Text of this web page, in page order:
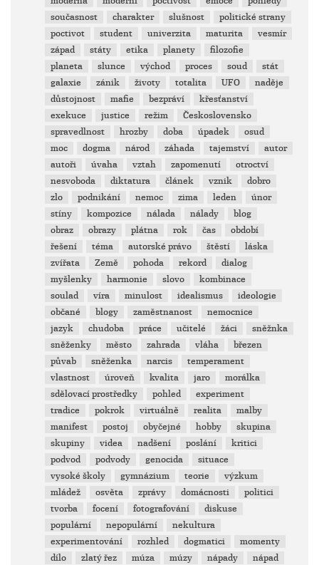
současnost
charakter slušnost
politické strany
poctivot
student univerzita maturita
vesmír
západ
státy etika planety
filozofie
planeta
slunce východ proces soud
stát
galaxie
zánik životy totalita UFO
naděje
důstojnost
mafie bezpráví
křesťanství
exekuce
justice režim
Československo
spravedlnost
hrozby doba úpadek
osud
moc
dogma národ záhada tajemství
autor
autoři
úvaha vztah zapomenutí
otroctví
nesvoboda
diktatura článek vznik
dobro
zlo
podnikání nemoc zima leden
únor
stíny
kompozice nálada nálady
blog
obraz
obrazy plátna rok čas
období
řešení
téma autorské právo štěstí
láska
zvířata
Země pohoda rekord
dialog
myšlenky
harmonie slovo
kombinace
soulad
víra minulost idealismus
ideologie
občané
blogy zaměstnanost
nemocnice
jazyk
chudoba práce učitelé žáci
sněžnka
sněženky
město zahrada vláha
březen
půvab
sněženka narcis
temperament
vlastnost
úroveň kvalita jaro
morálka
sdělovací prostředky
pohled
experiment
tradice
pokrok virtuálně realita
malby
manifest
postoj obyčejné hobby
skupina
skupiny
videa nadšení poslání
kritici
podvod
podvody genocida
situace
vysoké školy
gymnázium teorie
výzkum
mládež
osvěta zprávy domácnosti
politici
tvorba
focení fotografování
diskuse
populární
nepopulární
nekultura
experimentování
rozhled dogmatici
momenty
dílo
zlatý řez múza múzy nápady
nápad